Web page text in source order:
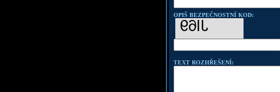
OPIŠ BEZPEČNOSTNÍ KOD:
TEXT ROZHŘEŠENÍ: